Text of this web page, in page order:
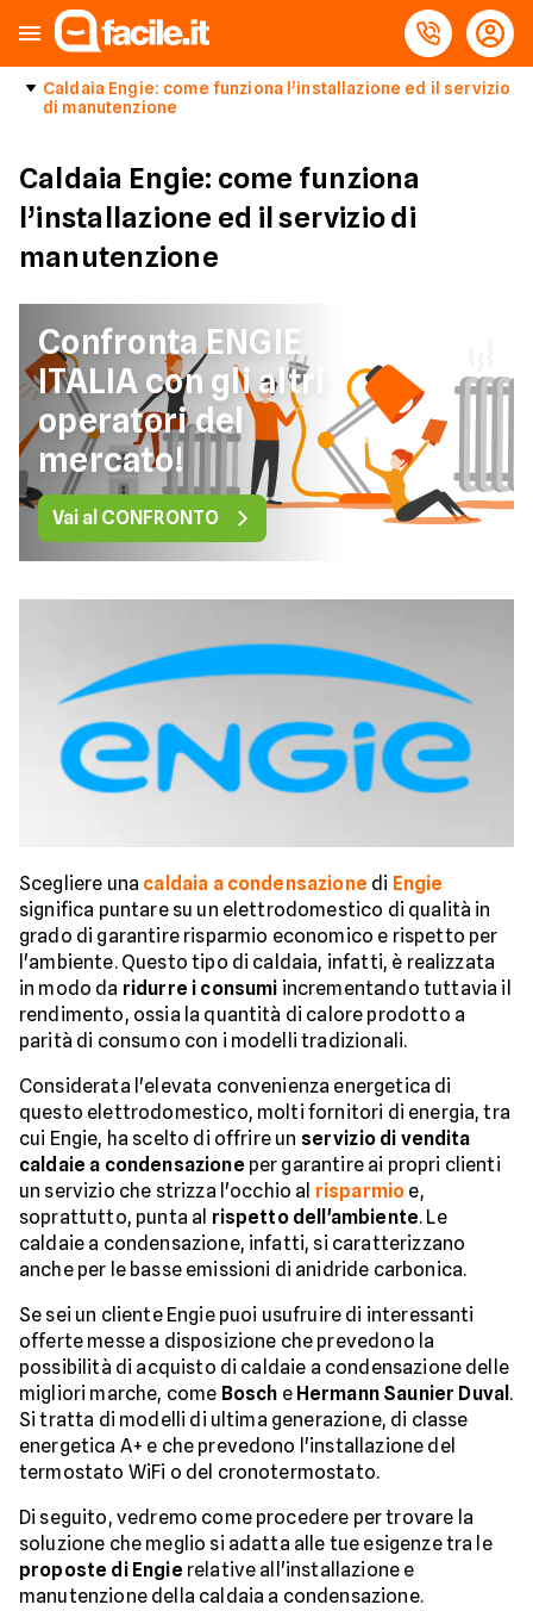
Caldaia Engie: come funziona l’installazione ed il servizio
di manutenzione
Caldaia Engie: come funziona
l’installazione ed il servizio di
manutenzione
Confronta ENGIE
ITALIA con gli altri
operatori del
mercato!
Vai al CONFRONTO
Scegliere una caldaia a condensazione di Engie
significa puntare su un elettrodomestico di qualità in
grado di garantire risparmio economico e rispetto per
l'ambiente. Questo tipo di caldaia, infatti, è realizzata
in modo da ridurre i consumi incrementando tuttavia il
rendimento, ossia la quantità di calore prodotto a
parità di consumo con i modelli tradizionali.
Considerata l'elevata convenienza energetica di
questo elettrodomestico, molti fornitori di energia, tra
cui Engie, ha scelto di offrire un servizio di vendita
caldaie a condensazione per garantire ai propri clienti
un servizio che strizza l'occhio al risparmio e,
soprattutto, punta al rispetto dell'ambiente. Le
caldaie a condensazione, infatti, si caratterizzano
anche per le basse emissioni di anidride carbonica.
Se sei un cliente Engie puoi usufruire di interessanti
offerte messe a disposizione che prevedono la
possibilità di acquisto di caldaie a condensazione delle
migliori marche, come Bosch e Hermann Saunier Duval .
Si tratta di modelli di ultima generazione, di classe
energetica A+ e che prevedono l'installazione del
termostato WiFi o del cronotermostato.
Di seguito, vedremo come procedere per trovare la
soluzione che meglio si adatta alle tue esigenze tra le
proposte di Engie relative all'installazione e
manutenzione della caldaia a condensazione.